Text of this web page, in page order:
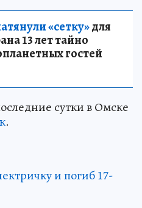
«сетку»для
13 лет тайно
гостей
сутки в Омске
.
и погиб 17-